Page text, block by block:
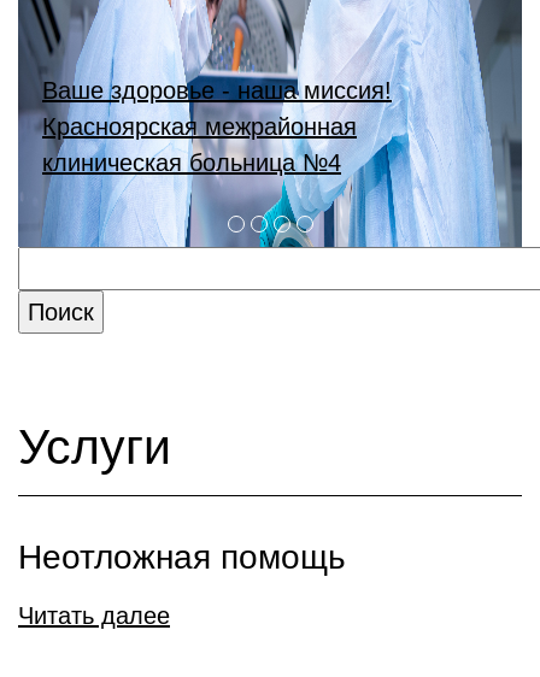
Ваше здоровье - наша миссия!
Красноярская межрайонная
клиническая больница №4
Услуги
Неотложная помощь
Читать далее